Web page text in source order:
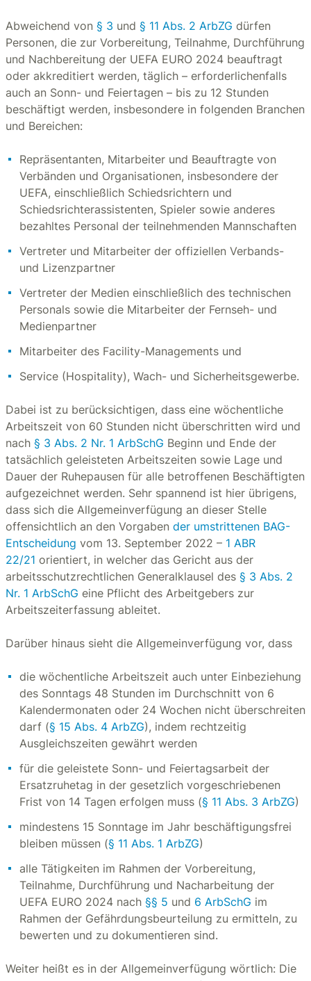
Abweichend von § 3 und § 11 Abs. 2 ArbZG dürfen
Personen, die zur Vorbereitung, Teilnahme, Durchführung
und Nachbereitung der UEFA EURO 2024 beauftragt
oder akkreditiert werden, täglich – erforderlichenfalls
auch an Sonn- und Feiertagen – bis zu 12 Stunden
beschäftigt werden, insbesondere in folgenden Branchen
und Bereichen:
Repräsentanten, Mitarbeiter und Beauftragte von
Verbänden und Organisationen, insbesondere der
UEFA, einschließlich Schiedsrichtern und
Schiedsrichterassistenten, Spieler sowie anderes
bezahltes Personal der teilnehmenden Mannschaften
Vertreter und Mitarbeiter der offiziellen Verbands-
und Lizenzpartner
Vertreter der Medien einschließlich des technischen
Personals sowie die Mitarbeiter der Fernseh- und
Medienpartner
Mitarbeiter des Facility-Managements und
Service (Hospitality), Wach- und Sicherheitsgewerbe.
Dabei ist zu berücksichtigen, dass eine wöchentliche
Arbeitszeit von 60 Stunden nicht überschritten wird und
nach § 3 Abs. 2 Nr. 1 ArbSchG Beginn und Ende der
tatsächlich geleisteten Arbeitszeiten sowie Lage und
Dauer der Ruhepausen für alle betroffenen Beschäftigten
aufgezeichnet werden. Sehr spannend ist hier übrigens,
dass sich die Allgemeinverfügung an dieser Stelle
offensichtlich an den Vorgaben der umstrittenen BAG-
Entscheidung vom 13. September 2022 – 1 ABR
22/21 orientiert, in welcher das Gericht aus der
arbeitsschutzrechtlichen Generalklausel des § 3 Abs. 2
Nr. 1 ArbSchG eine Pflicht des Arbeitgebers zur
Arbeitszeiterfassung ableitet.
Darüber hinaus sieht die Allgemeinverfügung vor, dass
die wöchentliche Arbeitszeit auch unter Einbeziehung
des Sonntags 48 Stunden im Durchschnitt von 6
Kalendermonaten oder 24 Wochen nicht überschreiten
darf (§ 15 Abs. 4 ArbZG), indem rechtzeitig
Ausgleichszeiten gewährt werden
für die geleistete Sonn- und Feiertagsarbeit der
Ersatzruhetag in der gesetzlich vorgeschriebenen
Frist von 14 Tagen erfolgen muss (§ 11 Abs. 3 ArbZG)
mindestens 15 Sonntage im Jahr beschäftigungsfrei
bleiben müssen (§ 11 Abs. 1 ArbZG)
alle Tätigkeiten im Rahmen der Vorbereitung,
Teilnahme, Durchführung und Nacharbeitung der
UEFA EURO 2024 nach §§ 5 und 6 ArbSchG im
Rahmen der Gefährdungsbeurteilung zu ermitteln, zu
bewerten und zu dokumentieren sind.
Weiter heißt es in der Allgemeinverfügung wörtlich: Die